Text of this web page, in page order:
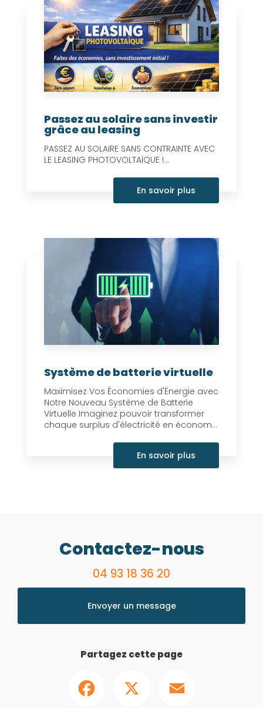
Passez au solaire sans investir
grâce au leasing
PASSEZ AU SOLAIRE SANS CONTRAINTE AVEC
LE LEASING PHOTOVOLTAÏQUE !...
En savoir plus
Système de batterie virtuelle
Maximisez Vos Économies d'Énergie avec
Notre Nouveau Système de Batterie
Virtuelle Imaginez pouvoir transformer
chaque surplus d'électricité en économ...
En savoir plus
Contactez-nous
04 93 18 36 20
Envoyer un message
Partagez cette page